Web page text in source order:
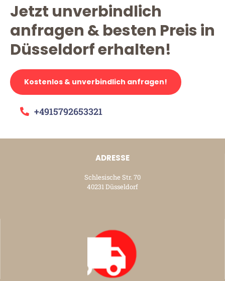
Jetzt unverbindlich
anfragen & besten Preis in
Düsseldorf erhalten!
Kostenlos & unverbindlich anfragen!
+4915792653321
ADRESSE
Schlesische Str. 70
40231 Düsseldorf